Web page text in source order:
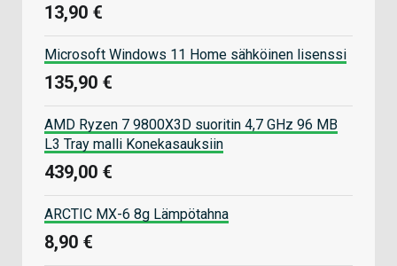
13,90 €
Microsoft Windows 11 Home sähköinen lisenssi
135,90 €
AMD Ryzen 7 9800X3D suoritin 4,7 GHz 96 MB
L3 Tray malli Konekasauksiin
439,00 €
ARCTIC MX-6 8g Lämpötahna
8,90 €